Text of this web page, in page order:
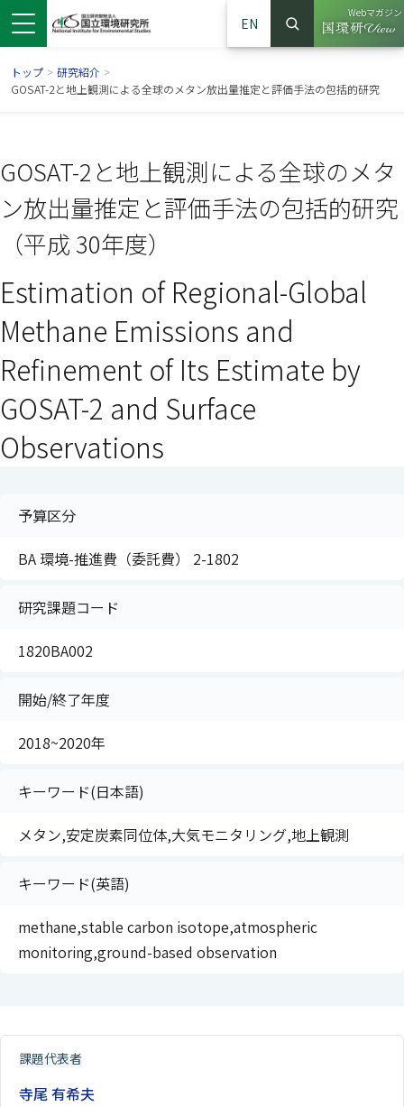
ドウで開きます）
ンドウで開きます）
ウインドウで開きます）
EN
サイト内検索
検索
Webマガジン
（別ウイ
トップ > 研究紹介 >
GOSAT-2と地上観測による全球のメタン放出量推定と評価手法の包括的研究
GOSAT-2と地上観測による全球のメタ
ン放出量推定と評価手法の包括的研究
（平成 30年度）
Estimation of Regional-Global
Methane Emissions and
Refinement of Its Estimate by
GOSAT-2 and Surface
Observations
予算区分
BA 環境-推進費（委託費） 2-1802
研究課題コード
1820BA002
開始/終了年度
2018~2020年
キーワード(日本語)
メタン,安定炭素同位体,大気モニタリング,地上観測
キーワード(英語)
methane,stable carbon isotope,atmospheric
monitoring,ground-based observation
課題代表者
寺尾 有希夫